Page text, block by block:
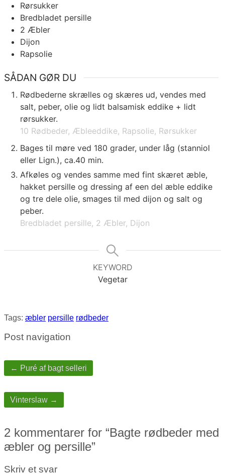
Rørsukker
Bredbladet persille
2 Æbler
Dijon
Rapsolie
SÅDAN GØR DU
Rødbederne skrælles og skæres ud, vendes med
salt, peber, olie og lidt balsamisk eddike + lidt
rørsukker.
10 Rødbeder, Æbleeddike, Rapsolie, Rørsukker
Bages til møre ved 180 grader, under låg (stanniol
eller Lign.), ca.40 min.
Afkøles og vendes samme med fint skæret æble,
hakket persille og dressing af een del æble eddike
og tre dele olie, smages til med dijon og salt og
peber.
Bredbladet persille, 2 Æbler, Dijon
KEYWORD
Vegetar
Tags: æbler persille rødbeder
Post navigation
← Puré af bagt selleri
Vinterslaw →
2 kommentarer for “Bagte rødbeder med
æbler og persille”
Skriv et svar